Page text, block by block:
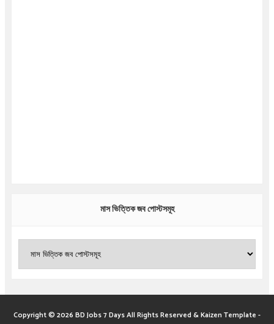
মাস ভিত্তিক জব পোস্টসমূহ
Copyright © 2026 BD Jobs 7 DaysAll Rights Reserved &Kaizen Template -